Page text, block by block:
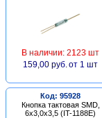
В наличии: 2123 шт
159,00 руб. от 1 шт
Код: 95928
Кнопка тактовая SMD,
6х3,0х3,5 (IT-1188E)